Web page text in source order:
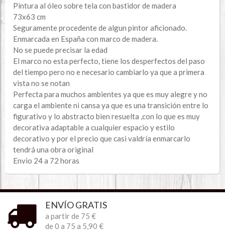
Pintura al óleo sobre tela con bastidor de madera
73x63 cm
Seguramente procedente de algun pintor aficionado.
Enmarcada en España con marco de madera.
No se puede precisar la edad
El marco no esta perfecto, tiene los desperfectos del paso
del tiempo pero no e necesario cambiarlo ya que a primera
vista no se notan
Perfecta para muchos ambientes ya que es muy alegre y no
carga el ambiente ni cansa ya que es una transición entre lo
figurativo y lo abstracto bien resuelta ,con lo que es muy
decorativa adaptable a cualquier espacio y estilo
decorativo y por el precio que casi valdría enmarcarlo
tendrá una obra original
Envio 24 a 72 horas
ENVÍO GRATIS
a partir de 75 €
de 0 a 75 a 5,90 €